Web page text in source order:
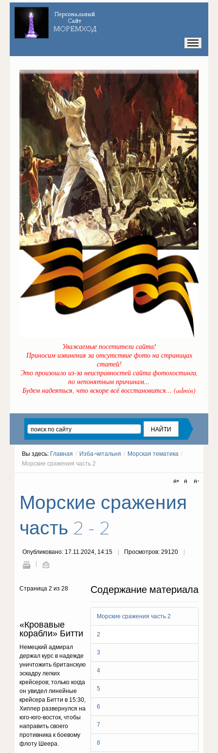
Уважаемые посетители сайта!
Приносим извинения за отсутствие фото на страницах
статей!
Это произошло из-за неисправностей сайта фотохостинга,
по непонятным причинам...
Будем надеяться, что вскоре всё восстановится... (admin)
Вы здесь: Главная / Изба-читальня / Морская тематика /
Морские сражения часть 2
Морские сражения
часть 2 - 2
Опубликовано: 17.11.2024, 14:15 Просмотров: 29120
Содержание материала
Морские сражения часть 2
2
3
4
5
6
7
8
Страница 2 из 28
«Кровавые
корабли» Битти
Немецкий адмирал
держал курс в надежде
уничтожить британскую
эскадру легких
крейсеров; только когда
он увидел линейные
крейсера Битти в 15:30,
Хиппер развернулся на
юго-юго-восток, чтобы
направить своего
противника к боевому
флоту Шеера.